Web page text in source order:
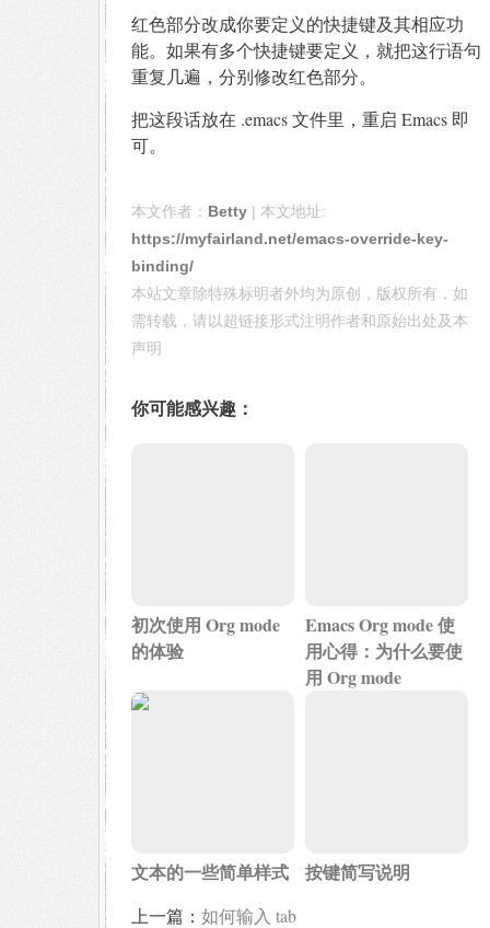
红色部分改成你要定义的快捷键及其相应功
能。如果有多个快捷键要定义，就把这行语句
重复几遍，分别修改红色部分。
把这段话放在 .emacs 文件里，重启 Emacs 即
可。
本文作者： Betty | 本文地址:
https://myfairland.net/emacs-override-key-
binding/
本站文章除特殊标明者外均为原创，版权所有，如
需转载，请以超链接形式注明作者和原始出处及本
声明
你可能感兴趣：
初次使用 Org mode
的体验
Emacs Org mode 使
用心得：为什么要使
用 Org mode
文本的一些简单样式 按键简写说明
上一篇： 如何输入 tab